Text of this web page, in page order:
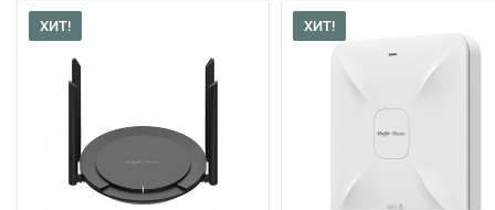
ХИТ! ХИТ!